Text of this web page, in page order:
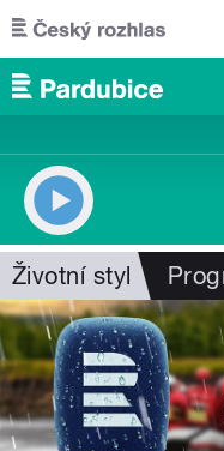
Přejít k hlavnímu obsahu
Životní styl